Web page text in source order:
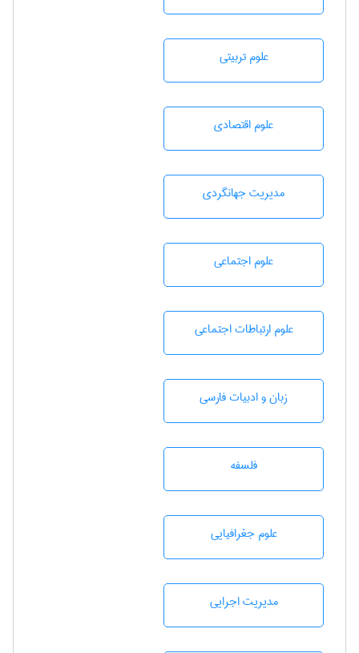
علوم تربيتی
علوم اقتصادی
مديريت جهانگردی
علوم اجتماعی
علوم ارتباطات اجتماعی
زبان و ادبيات فارسی
فلسفه
علوم جغرافيايی
مديريت اجرايی